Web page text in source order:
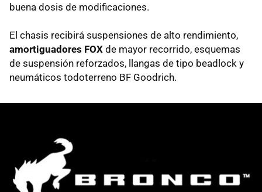
buena dosis de modificaciones.
El chasis recibirá suspensiones de alto rendimiento,
amortiguadores FOX de mayor recorrido, esquemas
de suspensión reforzados, llangas de tipo beadlock y
neumáticos todoterreno BF Goodrich.